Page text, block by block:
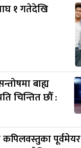
माघ १ गतेदेखि
बाह्य
चिन्तित छौँ :
कपिलवस्तुका पूर्वमेयर